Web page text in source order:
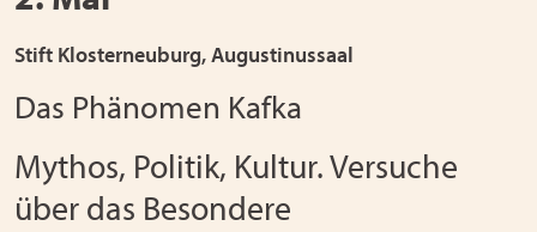
Stift Klosterneuburg, Augustinussaal
Das Phänomen Kafka
Mythos, Politik, Kultur. Versuche
über das Besondere